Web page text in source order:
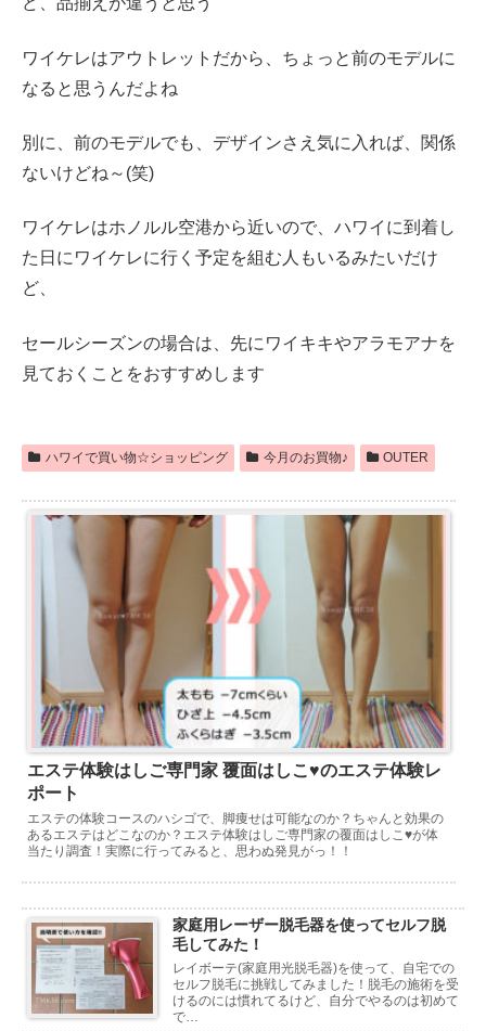
ワイケレはアウトレットだから、ちょっと前のモデルに
なると思うんだよね
別に、前のモデルでも、デザインさえ気に入れば、関係
ないけどね～(笑)
ワイケレはホノルル空港から近いので、ハワイに到着し
た日にワイケレに行く予定を組む人もいるみたいだけ
ど、
セールシーズンの場合は、先にワイキキやアラモアナを
見ておくことをおすすめします
ハワイで買い物☆ショッピング 今月のお買物♪ OUTER
エステ体験はしご専門家 覆面はしこ♥のエステ体験レ
ポート
エステの体験コースのハシゴで、脚痩せは可能なのか？ちゃんと効果の
あるエステはどこなのか？エステ体験はしご専門家の覆面はしこ♥が体
当たり調査！実際に行ってみると、思わぬ発見がっ！！
家庭用レーザー脱毛器を使ってセルフ脱
毛してみた！
レイボーテ(家庭用光脱毛器)を使って、自宅での
セルフ脱毛に挑戦してみました！脱毛の施術を受
けるのには慣れてるけど、自分でやるのは初めて
で…